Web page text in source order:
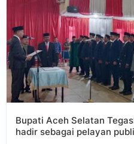
Bupati Aceh Selatan
hadir sebagai pelayan